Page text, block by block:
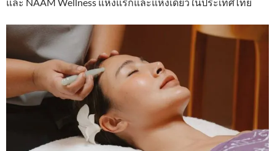
และ NAAM Wellness แห่งแรกและแห่งเดียวในประเทศไทย